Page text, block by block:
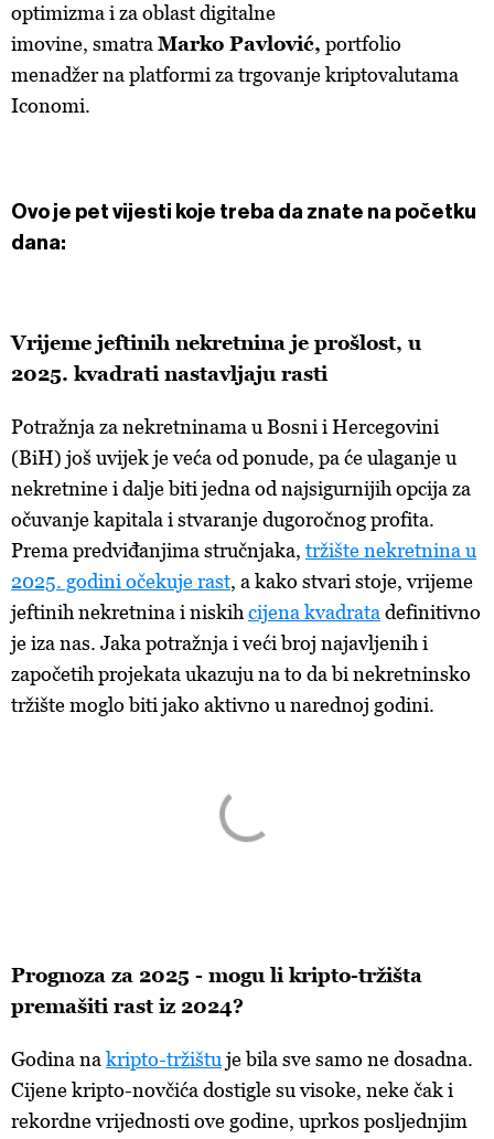
optimizma i za oblast digitalne
imovine, smatra Marko Pavlović, portfolio
menadžer na platformi za trgovanje kriptovalutama
Iconomi.
Ovo je petvijesti koje treba da znate na početku
dana:
Vrijeme jeftinih nekretnina je prošlost, u
2025. kvadrati nastavljaju rasti
Potražnja za nekretninama u Bosni i Hercegovini
(BiH) još uvijek je veća od ponude, pa će ulaganje u
nekretnine i dalje biti jedna od najsigurnijih opcija za
očuvanje kapitala i stvaranje dugoročnog profita.
Prema predviđanjima stručnjaka, tržište nekretnina u
2025. godini očekuje rast, a kako stvari stoje, vrijeme
jeftinih nekretnina i niskihcijena kvadrata definitivno
je iza nas. Jaka potražnja i veći broj najavljenih i
započetih projekata ukazuju na to da bi nekretninsko
tržište moglo biti jako aktivno u narednoj godini.
Prognoza za 2025 - mogu li kripto-tržišta
premašiti rast iz 2024?
Godina na kripto-tržištu jebila sve samo ne dosadna.
Cijene kripto-novčića dostigle su visoke, neke čak i
rekordne vrijednosti ove godine, uprkos posljednjim